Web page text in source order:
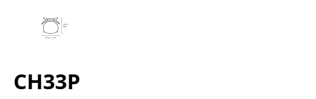
CH33P